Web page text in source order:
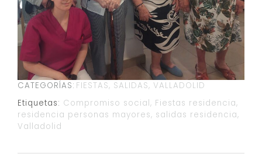
CATEGORÍAS: FIESTAS SALIDAS VALLADOLID
Etiquetas: Compromiso social, Fiestas residencia,
residencia personas mayores, salidas residencia,
Valladolid